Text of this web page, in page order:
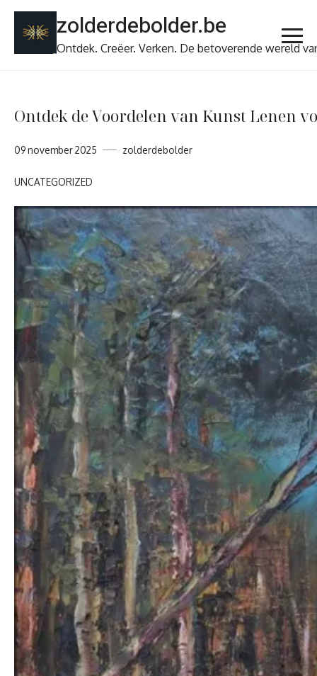
zolderdebolder.be
Ontdek. Creëer. Verken. De betoverende wereld
Ontdek de Voordelen van Kunst Lenen
09 november 2025 zolderdebolder
UNCATEGORIZED